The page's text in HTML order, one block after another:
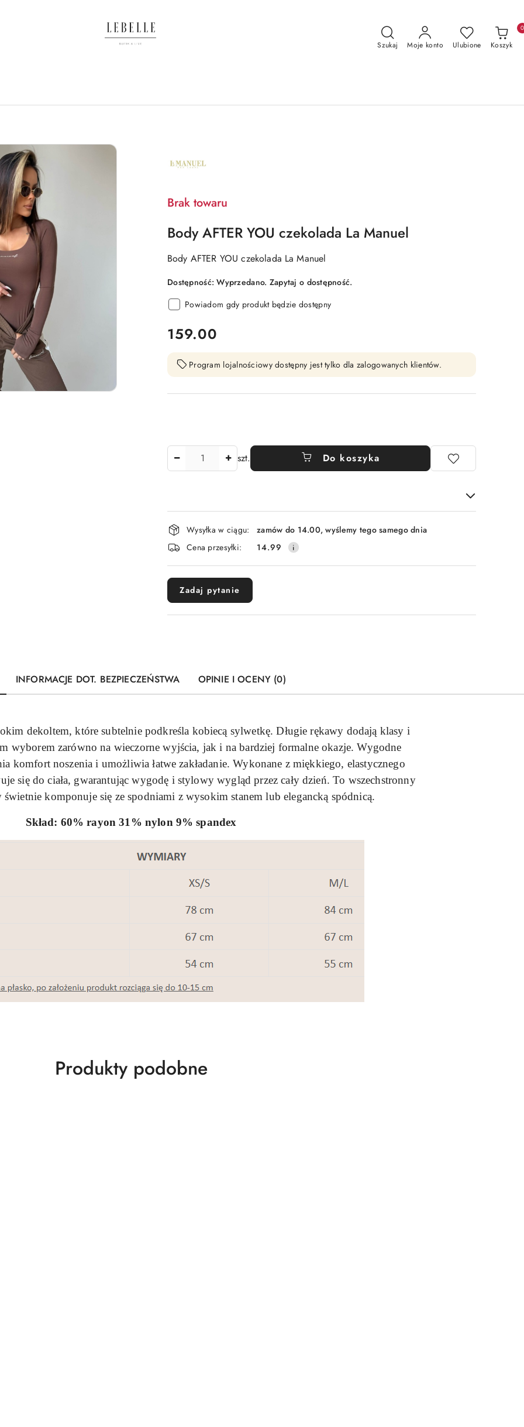
Szukaj Moje konto Ulubione Koszyk
0
LA
Brak towaru
Body AFTER YOU czekolada La Manuel
Body AFTER YOU czekolada La Manuel
Dostępność:Wyprzedano. Zapytaj o dostępność.
Powiadom gdy produkt będzie dostępny
cena:
159.00
Program lojalnościowy dostępny jest tylko dla zalogowanych klientów.
szt. Do koszyka
Dostępność
i
dostawa
Wysyłka w ciągu:
zamów do 14.00, wyślemy tego samego dnia
Cena przesyłki:
14.99
Zadaj pytanie
INFORMACJE DOT. BEZPIECZEŃSTWA OPINIE I OCENY (0)
dekoltem, które subtelnie podkreśla kobiecą sylwetkę. Długie rękawy dodają klasy i
wyborem zarówno na wieczorne wyjścia, jak i na bardziej formalne okazje. Wygodne
komfort noszenia i umożliwia łatwe zakładanie. Wykonane z miękkiego, elastycznego
się do ciała, gwarantując wygodę i stylowy wygląd przez cały dzień. To wszechstronny
komponuje się ze spodniami z wysokim stanem lub elegancką spódnicą.
Skład: 60% rayon 31% nylon 9% spandex
Produkty
Produkty podobne